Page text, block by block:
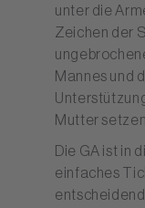
unter die
Zeichen der
Mannes und
Mutter setzen.
Die GA ist in
einfaches